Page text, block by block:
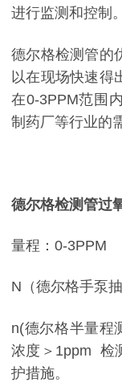
进行监测和控制。
德尔格检测管的
以在现场快速得
在0-3PPM范围
制药厂等行业的
德尔格检测管过
量程：0-3PPM
N（德尔格手泵
n(德尔格半量程
浓度＞1ppm 检
护措施。